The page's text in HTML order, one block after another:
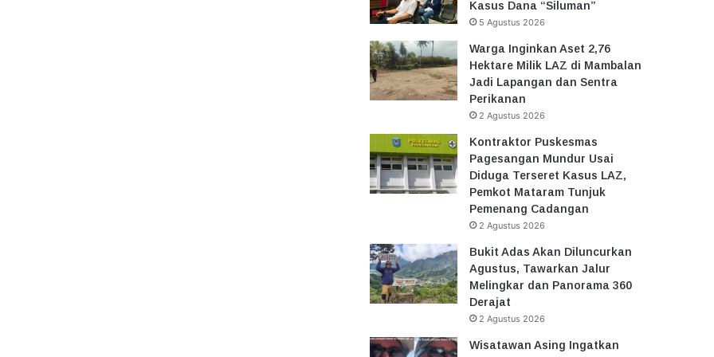
Kasus Dana “Siluman”
5 Agustus 2026
Warga Inginkan Aset 2,76
Hektare Milik LAZ di Mambalan
Jadi Lapangan dan Sentra
Perikanan
2 Agustus 2026
Kontraktor Puskesmas
Pagesangan Mundur Usai
Diduga Terseret Kasus LAZ,
Pemkot Mataram Tunjuk
Pemenang Cadangan
2 Agustus 2026
Bukit Adas Akan Diluncurkan
Agustus, Tawarkan Jalur
Melingkar dan Panorama 360
Derajat
2 Agustus 2026
Wisatawan Asing Ingatkan